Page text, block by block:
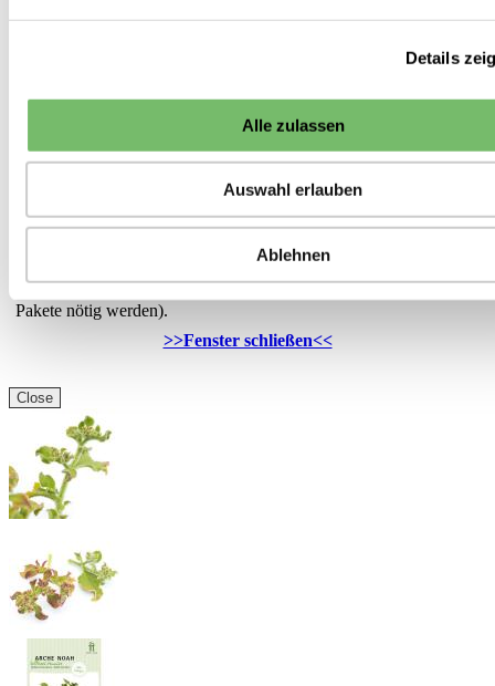
Details
Alle zulassen
Auswahl erlauben
Ablehnen
Sonstige Ware, die sofort lieferbar ist, liefern wir in der Regel
nicht sofort verfügbar ist, ist die voraussichtliche Lieferzeit oder
das Datum der nächsten Nachlieferung an dieser Stelle angegeben.
Grundsätzlich versuchen wir die Anzahl der Sendungen gering zu
Pakete nötig werden).
>>Fenster schließen<<
Close